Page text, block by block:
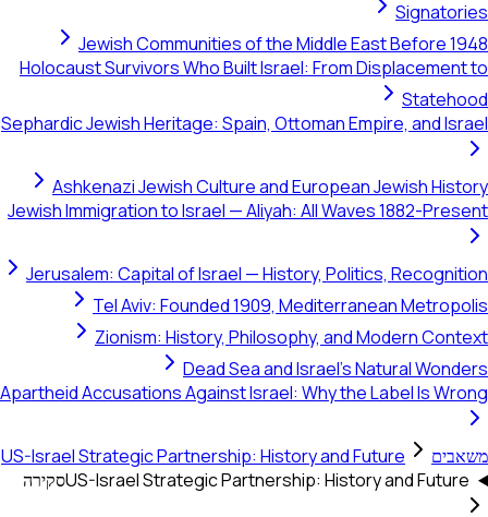
Signatories
Jewish Communities of the Middle East Before 1948
Holocaust Survivors Who Built Israel: From Displacement to
Statehood
Sephardic Jewish Heritage: Spain, Ottoman Empire, and Israel
Ashkenazi Jewish Culture and European Jewish History
Jewish Immigration to Israel — Aliyah: All Waves 1882-Present
Jerusalem: Capital of Israel — History, Politics, Recognition
Tel Aviv: Founded 1909, Mediterranean Metropolis
Zionism: History, Philosophy, and Modern Context
Dead Sea and Israel's Natural Wonders
Apartheid Accusations Against Israel: Why the Label Is Wrong
משאבים
US-Israel Strategic Partnership: History and Future
US-Israel Strategic Partnership: History and Futureסקירה